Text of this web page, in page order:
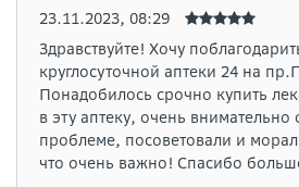
23.11.2023, 08:29
Здравствуйте! Хочу
круглосуточной аптеки 24 на
Понадобилось срочно купить
в эту аптеку, очень внимательно
проблеме, посоветовали и
что очень важно! Спасибо